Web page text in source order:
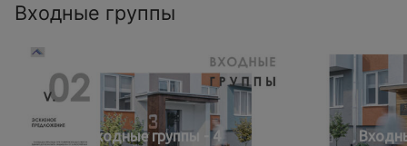
Входные группы
Входные группы - 4